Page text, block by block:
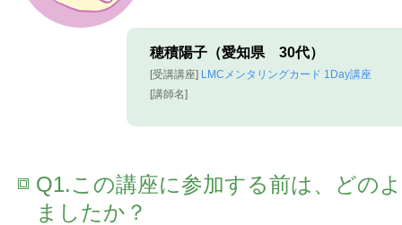
穂積陽子（愛知県 30代）
[受講講座] LMCメンタリングカード 1Day講座
[講師名]
Q1.この講座に参加する前は、どの
ましたか？